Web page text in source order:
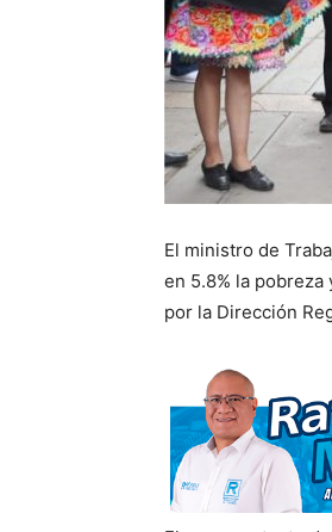
El ministro de
en 5.8% la
por la Dirección